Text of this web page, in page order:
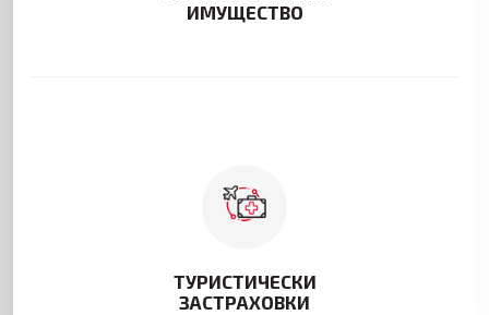
ИМУЩЕСТВО
ТУРИСТИЧЕСКИ
ЗАСТРАХОВКИ